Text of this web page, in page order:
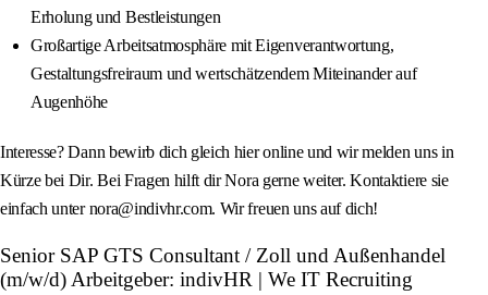
Erholung und Bestleistungen
Großartige Arbeitsatmosphäre mit Eigenverantwortung,
Gestaltungsfreiraum und wertschätzendem Miteinander auf
Augenhöhe
Interesse? Dann bewirb dich gleich hier online und wir melden uns in
Kürze bei Dir. Bei Fragen hilft dir Nora gerne weiter. Kontaktiere sie
einfach unter nora@indivhr.com. Wir freuen uns auf dich!
Senior SAP GTS Consultant / Zoll und Außenhandel
(m/w/d) Arbeitgeber: indivHR | We IT Recruiting